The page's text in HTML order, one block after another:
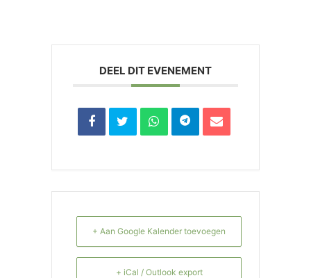
DEEL DIT EVENEMENT
+ Aan Google Kalender toevoegen
+ iCal / Outlook export